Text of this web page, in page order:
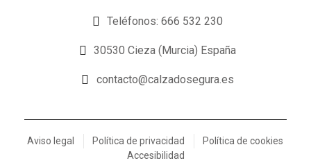
Teléfonos: 666 532 230
30530 Cieza (Murcia) España
contacto@calzadosegura.es
Aviso legal Política de privacidad
Política de cookies
Accesibilidad